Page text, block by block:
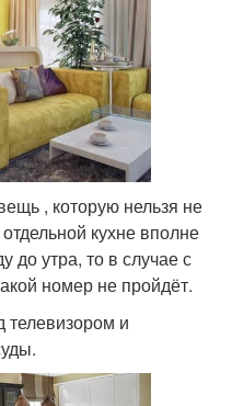
, которую нельзя не
кухне вполне
до утра, то в случае с
номер не пройдёт.
телевизором и